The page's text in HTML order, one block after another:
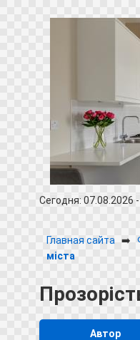
Сегодня: 07.08.2026
Главная сайта ➡️
міста
Автор